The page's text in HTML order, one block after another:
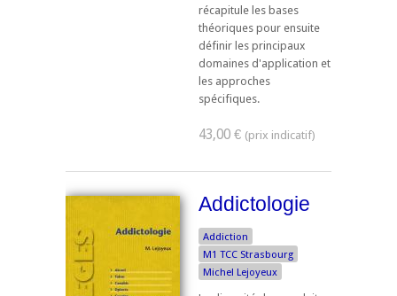
récapitule les bases
théoriques pour ensuite
définir les principaux
domaines d'application et
les approches
spécifiques.
43,00 €
Addictologie
Addiction
M1 TCC Strasbourg
Michel Lejoyeux